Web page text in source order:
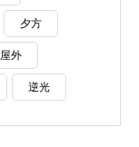
夕方
屋外
逆光